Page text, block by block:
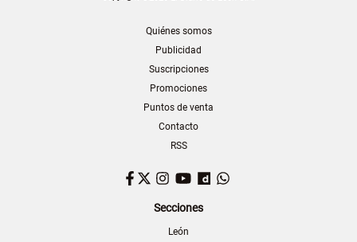
Quiénes somos
Publicidad
Suscripciones
Promociones
Puntos de venta
Contacto
RSS
Facebook
TwitterInstagram
YouTubeDailymotion
Secciones
León